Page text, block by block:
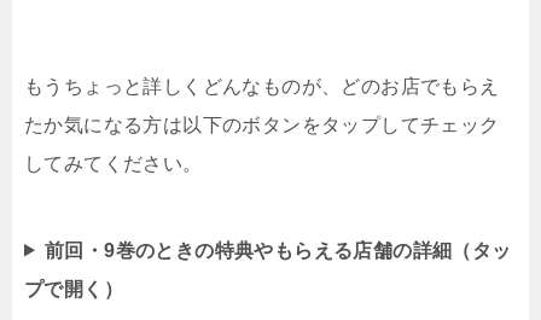
もうちょっと詳しくどんなものが、どのお店でもらえ
たか気になる方は以下のボタンをタップしてチェック
してみてください。
前回・9巻のときの特典やもらえる店舗の詳細（タッ
プで開く）